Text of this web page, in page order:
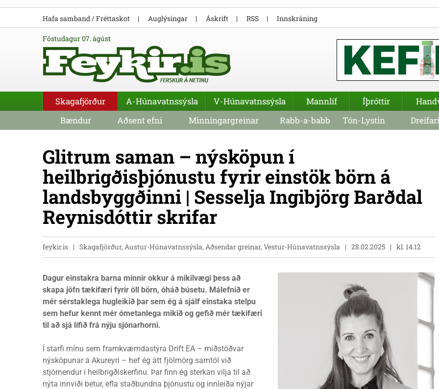
föstudagur 07. ágúst
Glitrum saman – nýsköpun í
heilbrigðisþjónustu fyrir einstök börn á
landsbyggðinni | Sesselja Ingibjörg Barðdal
Reynisdóttir skrifar
feykir.is Skagafjörður, Austur-Húnavatnssýsla, Aðsendar greinar, Vestur-Húnavatnssýsla 28.02.2025 kl. 14.12
Dagur einstakra barna minnir okkur á mikilvægi þess að
skapa jöfn tækifæri fyrir öll börn, óháð búsetu. Málefnið er
mér sérstaklega hugleikið þar sem ég á sjálf einstaka stelpu
sem hefur kennt mér ómetanlega mikið og gefið mér tækifæri
til að sjá lífið frá nýju sjónarhorni.
Í starfi mínu sem framkvæmdastýra Drift EA – miðstöðvar
nýsköpunar á Akureyri – hef ég átt fjölmörg samtöl við
stjórnendur í heilbrigðiskerfinu. Þar finn ég sterkan vilja til að
nýta innviði betur, efla staðbundna þjónustu og innleiða nýjar
Hafa samband / Fréttaskot Auglýsingar Áskrift RSS Innskráning
Skagafjörður A-Húnavatnssýsla V-Húnavatnssýsla Mannlíf Íþróttir
Bændur
Aðsent efni Minningargreinar Rabb-a-babb Tón-Lystin